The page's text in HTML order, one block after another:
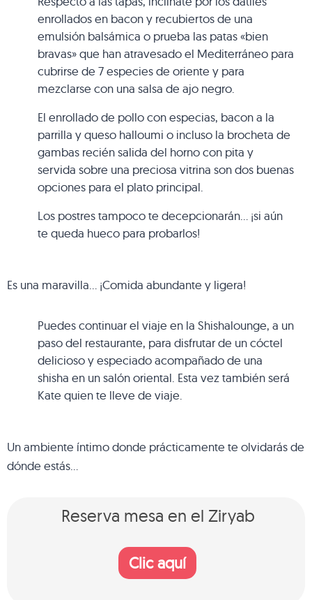
enrollados en bacon y recubiertos de una
emulsión balsámica o prueba las patas «bien
bravas» que han atravesado el Mediterráneo para
cubrirse de 7 especies de oriente y para
mezclarse con una salsa de ajo negro.
El enrollado de pollo con especias, bacon a la
parrilla y queso halloumi o incluso la brocheta de
gambas recién salida del horno con pita y
servida sobre una preciosa vitrina son dos buenas
opciones para el plato principal.
Los postres tampoco te decepcionarán… ¡si aún
te queda hueco para probarlos!
Es una maravilla… ¡Comida abundante y ligera!
Puedes continuar el viaje en la Shishalounge, a un
paso del restaurante, para disfrutar de un cóctel
delicioso y especiado acompañado de una
shisha en un salón oriental. Esta vez también será
Kate quien te lleve de viaje.
Un ambiente íntimo donde prácticamente te olvidarás de
dónde estás…
Reserva mesa en el Ziryab
Clic aquí